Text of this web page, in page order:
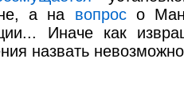
а на вопросо
Иначе как
назвать